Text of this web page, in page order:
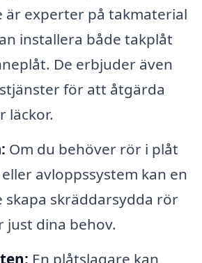
är experter på takmaterial
installera både takplåt
De erbjuder även
för att åtgärda
läckor.
Om du behöver rör i plåt
avloppssystem kan en
skapa skräddarsydda rör
just dina behov.
En plåtslagare kan